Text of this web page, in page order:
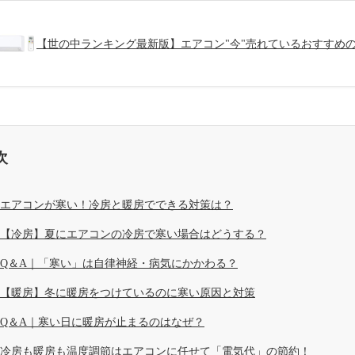
【世の中ランキング最新版】エアコン"今"売れているおすすめ
エアコンが寒い！冷房と暖房でできる対策は？
【冷房】夏にエアコンの冷房で寒い場合はどうする？
Q＆A｜「寒い」は自律神経・病気にかかわる？
【暖房】冬に暖房をつけているのに寒い原因と対策
Q＆A｜寒い日に暖房が止まるのはなぜ？
冷房も暖房も温度調節はエアコンに任せて「電気代」の節約！